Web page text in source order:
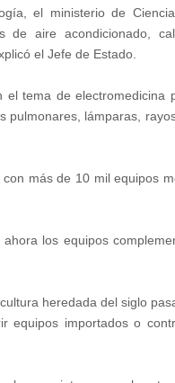
el ministerio de
aire acondicionado,
el Jefe de Estado.
el tema de electromedicina
pulmonares, lámparas,
más de 10 mil equipos
los equipos
heredada del siglo
equipos importados o